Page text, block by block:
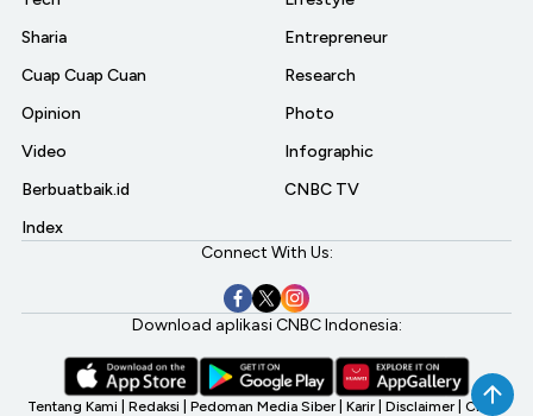
Sharia
Cuap Cuap Cuan
Opinion
Video
Berbuatbaik.id
Index
Entrepreneur
Research
Photo
Infographic
CNBC TV
Connect With Us:
Download aplikasi CNBC Indonesia:
Tentang Kami Redaksi Pedoman Media Siber Karir Disclaimer CNBC